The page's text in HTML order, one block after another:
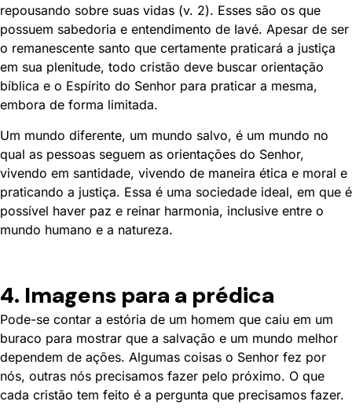
repousando sobre suas vidas (v. 2). Esses são os que
possuem sabedoria e entendimento de Iavé. Apesar de ser
o remanescente santo que certamente praticará a justiça
em sua plenitude, todo cristão deve buscar orientação
bíblica e o Espírito do Senhor para praticar a mesma,
embora de forma limitada.
Um mundo diferente, um mundo salvo, é um mundo no
qual as pessoas seguem as orientações do Senhor,
vivendo em santidade, vivendo de maneira ética e moral e
praticando a justiça. Essa é uma sociedade ideal, em que é
possível haver paz e reinar harmonia, inclusive entre o
mundo humano e a natureza.
4. Imagens para a prédica
Pode-se contar a estória de um homem que caiu em um
buraco para mostrar que a salvação e um mundo melhor
dependem de ações. Algumas coisas o Senhor fez por
nós, outras nós precisamos fazer pelo próximo. O que
cada cristão tem feito é a pergunta que precisamos fazer.